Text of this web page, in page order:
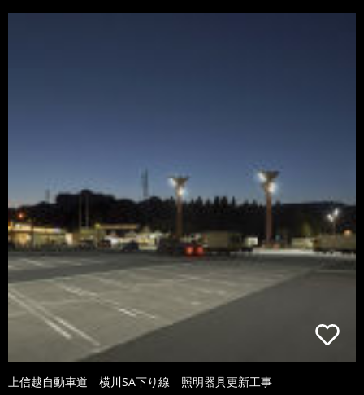
上信越自動車道 横川SA下り線 照明器具更新工事